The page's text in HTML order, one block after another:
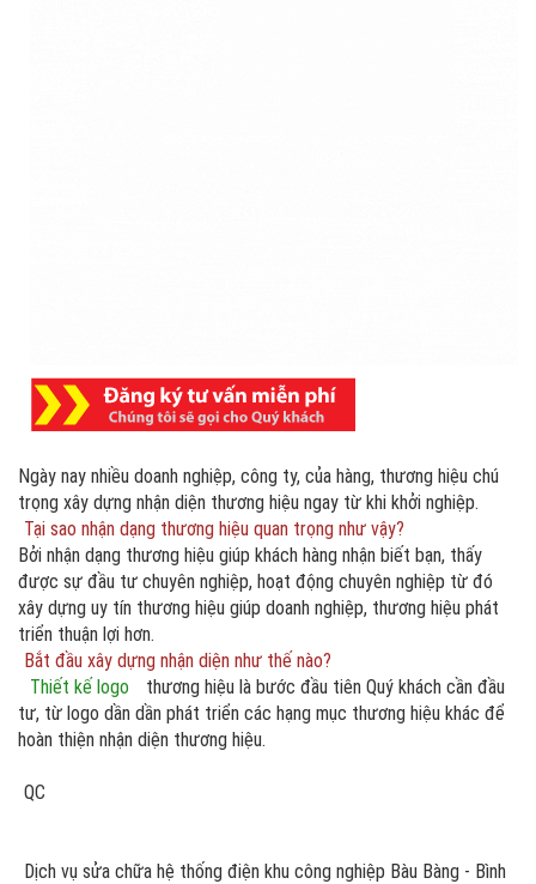
Ngày nay nhiều doanh nghiệp, công ty, của hàng, thương hiệu chú
trọng xây dựng nhận diện thương hiệu ngay từ khi khởi nghiệp.
Tại sao nhận dạng thương hiệu quan trọng như vậy?
Bởi nhận dạng thương hiệu giúp khách hàng nhận biết bạn, thấy
được sự đầu tư chuyên nghiệp, hoạt động chuyên nghiệp từ đó
xây dựng uy tín thương hiệu giúp doanh nghiệp, thương hiệu phát
triển thuận lợi hơn.
Bắt đầu xây dựng nhận diện như thế nào?
Thiết kế logo
thương hiệu là bước đầu tiên Quý khách cần đầu
tư, từ logo dần dần phát triển các hạng mục thương hiệu khác để
hoàn thiện nhận diện thương hiệu.
QC
Dịch vụ sửa chữa hệ thống điện khu công nghiệp Bàu Bàng - Bình